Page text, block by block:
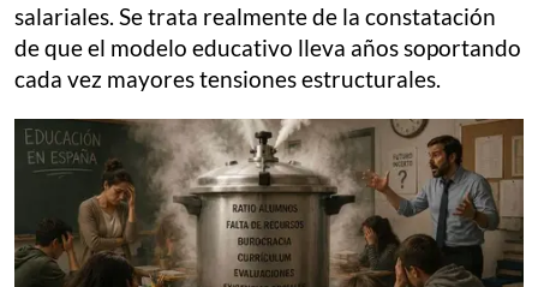
salariales. Se trata realmente de la constatación
de que el modelo educativo lleva años soportando
cada vez mayores tensiones estructurales.